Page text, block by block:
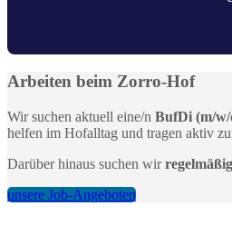
Arbeiten beim Zorro-Hof
Wir suchen aktuell eine/n BufDi (m/
helfen im Hofalltag und tragen aktiv
Darüber hinaus suchen wir
unsere Job-Angeboten